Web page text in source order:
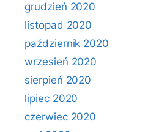
grudzień 2020
listopad 2020
październik 2020
wrzesień 2020
sierpień 2020
lipiec 2020
czerwiec 2020